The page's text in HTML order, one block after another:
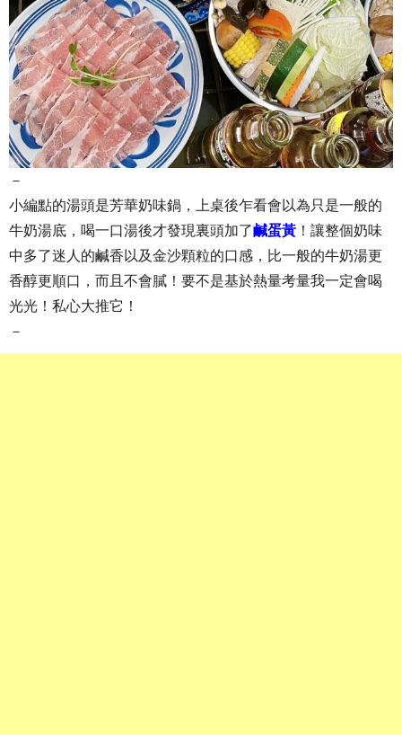
－
小編點的湯頭是芳華奶味鍋，上桌後乍看會以為只是一般的
牛奶湯底，喝一口湯後才發現裏頭加了鹹蛋黃 ！讓整個奶味
中多了迷人的鹹香以及金沙顆粒的口感，比一般的牛奶湯更
香醇更順口，而且不會膩！要不是基於熱量考量我一定會喝
光光！私心大推它！
－